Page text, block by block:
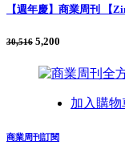
【週年慶】商業周刊 【
30,516 5,200
加入購物
商業周刊訂閱